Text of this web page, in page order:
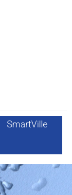
SmartVille